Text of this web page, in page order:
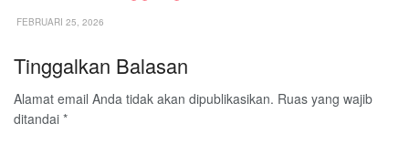
FEBRUARI 25, 2026
Tinggalkan Balasan
Alamat email Anda tidak akan dipublikasikan. Ruas yang wajib
ditandai *